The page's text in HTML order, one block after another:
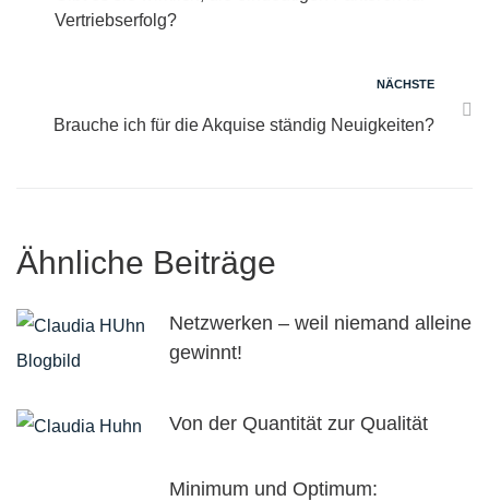
Vertriebserfolg?
NÄCHSTE
Brauche ich für die Akquise ständig Neuigkeiten?
Ähnliche Beiträge
Netzwerken – weil niemand alleine
gewinnt!
Von der Quantität zur Qualität
Minimum und Optimum: